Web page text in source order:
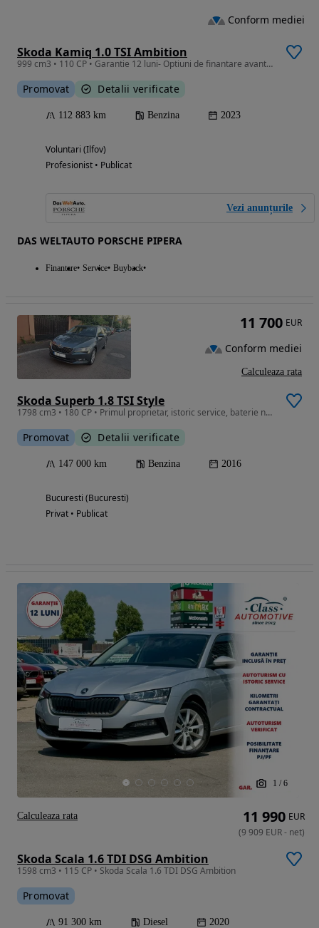
Skoda Kamiq 1.0 TSI Ambition
999 cm3 • 110 CP • Garantie 12 luni- Optiuni de finantare avantajoase
Promovat Detalii verificate
112 883 km Benzina 2023
Voluntari (Ilfov)
Profesionist • Publicat
Vezi anunțurile
DAS WELTAUTO PORSCHE PIPERA
Finantare Service Buyback
Conform mediei
Skoda Superb 1.8 TSI Style
1798 cm3 • 180 CP • Primul proprietar, istoric service, baterie noua, ITP valabil 14.06.28
Promovat Detalii verificate
147 000 km Benzina 2016
Bucuresti (Bucuresti)
Privat • Publicat
11 700 EUR
Conform mediei
Calculeaza rata
1 / 6
Skoda Scala 1.6 TDI DSG Ambition
1598 cm3 • 115 CP • Skoda Scala 1.6 TDI DSG Ambition
Promovat
91 300 km Diesel 2020
11 990 EUR
(9 909 EUR- net)
Calculeaza rata